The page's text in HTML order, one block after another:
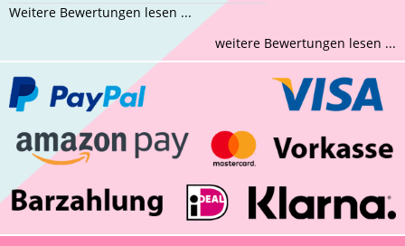
Weitere Bewertungen lesen ...
weitere Bewertungen lesen ...